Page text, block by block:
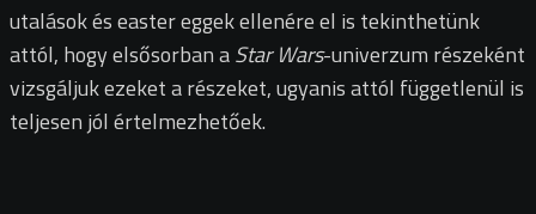
utalások és easter eggek ellenére el is tekinthetünk
attól, hogy elsősorban aStar Wars-univerzum részeként
vizsgáljuk ezeket a részeket, ugyanis attól függetlenül is
teljesen jól értelmezhetőek.